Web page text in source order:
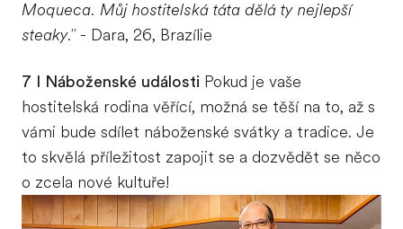
Moqueca. Můj hostitelská táta dělá ty nejlepší
steaky." - Dara, 26, Brazílie
7 I Náboženské události Pokud je vaše
hostitelská rodina věřící, možná se těší na to, až s
vámi bude sdílet náboženské svátky a tradice. Je
to skvělá příležitost zapojit se a dozvědět se něco
o zcela nové kultuře!